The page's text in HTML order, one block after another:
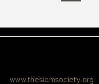
www.thesiamsociety.org